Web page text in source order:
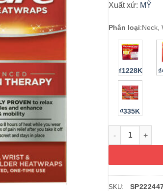
Xuất xứ: MỸ
Phân loại:Neck,
₫1228K
₫335K
Miếng dán
SKU: